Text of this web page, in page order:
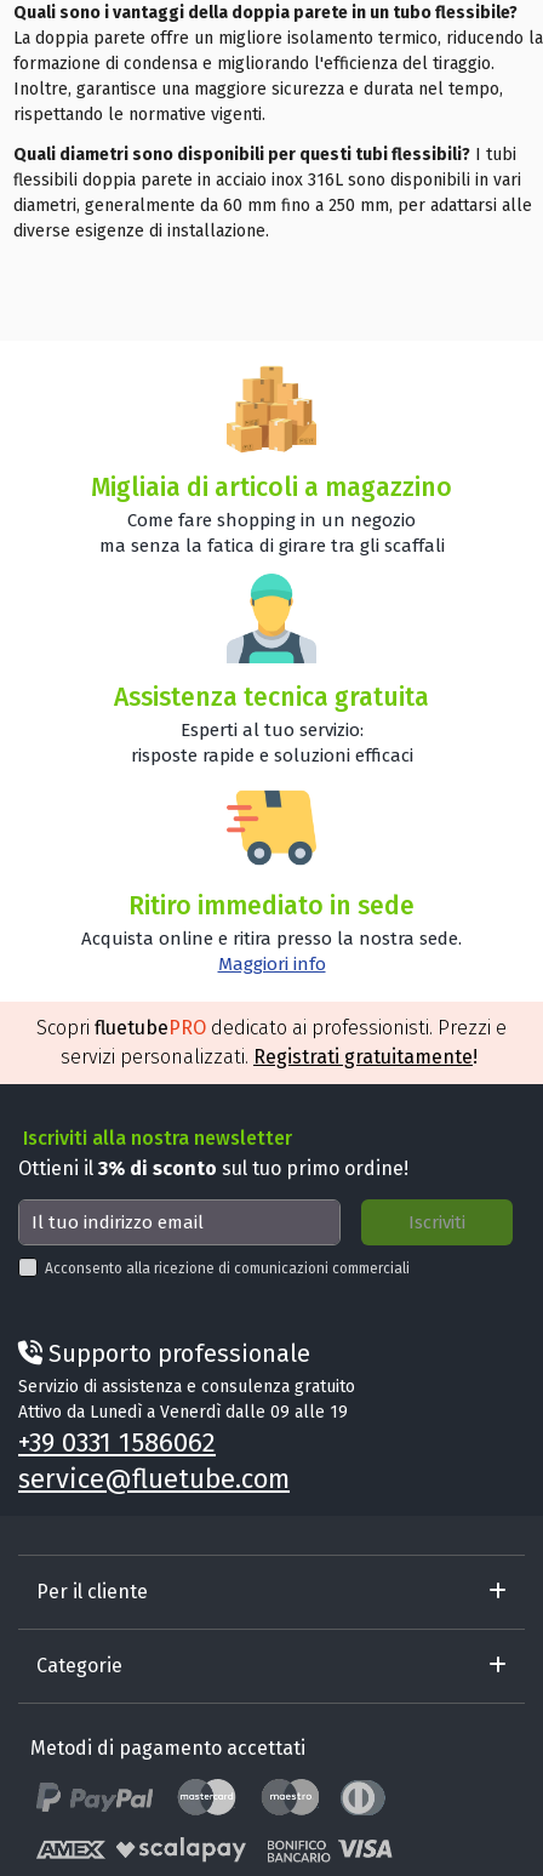
Quali sono i vantaggi della doppia parete in un tubo flessibile?
La doppia parete offre un migliore isolamento termico, riducendo la
formazione di condensa e migliorando l'efficienza del tiraggio.
Inoltre, garantisce una maggiore sicurezza e durata nel tempo,
rispettando le normative vigenti.
Quali diametri sono disponibili per questi tubi flessibili? I tubi
flessibili doppia parete in acciaio inox 316L sono disponibili in vari
diametri, generalmente da 60 mm fino a 250 mm, per adattarsi alle
diverse esigenze di installazione.
Migliaia di articoli a magazzino
Come fare shopping in un negozio
ma senza la fatica di girare tra gli scaffali
Assistenza tecnica gratuita
Esperti al tuo servizio:
risposte rapide e soluzioni efficaci
Ritiro immediato in sede
Acquista online e ritira presso la nostra sede.
Maggiori info
Scopri fluetubePRO dedicato ai professionisti. Prezzi e
servizi personalizzati. Registrati gratuitamente!
Iscriviti alla nostra newsletter
Ottieni il 3% di sconto sul tuo primo ordine!
Acconsento alla ricezione di comunicazioni commerciali
Supporto professionale
Servizio di assistenza e consulenza gratuito
Attivo da Lunedì a Venerdì dalle 09 alle 19
+39 0331 1586062
service@fluetube.com
Per il cliente
Categorie
Metodi di pagamento accettati